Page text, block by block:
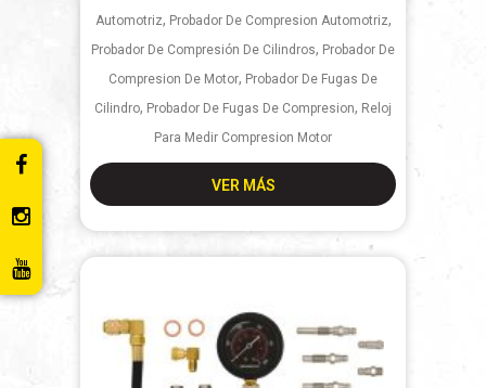
Automotriz, Probador De Compresion Automotriz,
Probador De Compresión De Cilindros, Probador De
Compresion De Motor, Probador De Fugas De
Cilindro, Probador De Fugas De Compresion, Reloj
Para Medir Compresion Motor
VER MÁS